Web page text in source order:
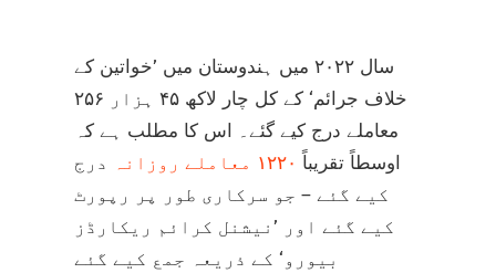
سال ۲۰۲۲ میں ہندوستان میں ’خواتین کے
خلاف جرائم‘ کے کل چار لاکھ ۴۵ ہزار ۲۵۶
معاملے درج کیے گئے۔ اس کا مطلب ہے کہ
اوسطاً تقریباً ۱۲۲۰ معاملے روزانہ
درج
کیے گئے – جو سرکاری طور پر رپورٹ
کیے گئے اور ’نیشنل کرائم ریکارڈز
بیورو‘ کے ذریعہ جمع کیے گئے